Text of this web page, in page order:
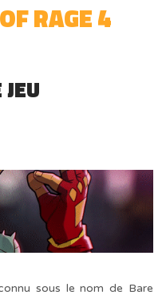
RAGE 4
sous le nom de Bare